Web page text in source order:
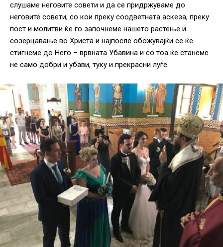
слушаме неговите совети и да се придржуваме до
неговите совети, со кои преку соодветната аскеза, преку
пост и молитви ќе го започнеме нашето растење и
созерцавање во Христа и најпосле обожувајќи се ќе
стигнеме до Него – врвната Убавина и со тоа ќе станеме
не само добри и убави, туку и прекрасни луѓе.